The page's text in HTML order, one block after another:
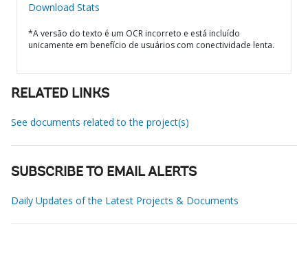
Download Stats
*A versão do texto é um OCR incorreto e está incluído
unicamente em benefício de usuários com conectividade lenta.
RELATED LINKS
See documents related to the project(s)
SUBSCRIBE TO EMAIL ALERTS
Daily Updates of the Latest Projects & Documents